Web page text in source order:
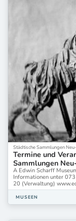
Städtische Sammlungen
Termine und
Sammlungen
A Edwin Scharff
Informationen unter
20 (Verwaltung)
MUSEEN